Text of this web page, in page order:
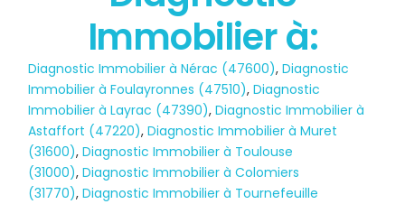
Immobilier à:
Diagnostic Immobilier à Nérac (47600),Diagnostic
Immobilier à Foulayronnes (47510),Diagnostic
Immobilier à Layrac (47390),Diagnostic Immobilier à
Astaffort (47220),Diagnostic Immobilier à Muret
(31600),Diagnostic Immobilier à Toulouse
(31000),Diagnostic Immobilier à Colomiers
(31770),Diagnostic Immobilier à Tournefeuille